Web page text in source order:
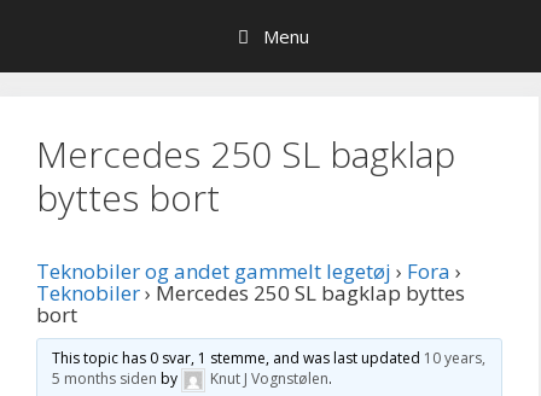
indhold
Menu
Mercedes 250 SL bagklap
byttes bort
Teknobiler og andet gammelt legetøj › Fora ›
Teknobiler› Mercedes 250 SL bagklap byttes
bort
This topic has 0 svar, 1 stemme, and was last updated 10 years,
5 months siden by Knut J Vognstølen.